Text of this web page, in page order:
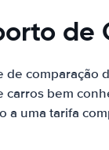
de
comparação
bem
a uma tarifa